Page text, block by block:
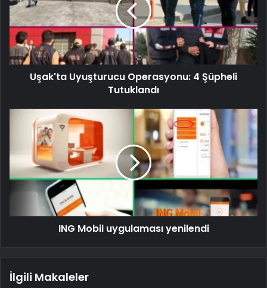
Uşak'ta Uyuşturucu Operasyonu: 4 Şüpheli
Tutuklandı
ING Mobil uygulaması yenilendi
İlgili Makaleler